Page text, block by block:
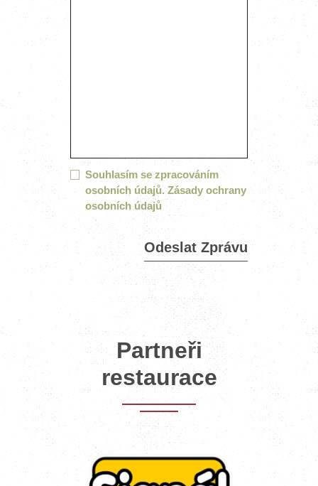
Souhlasím se zpracováním
osobních údajů.Zásady ochrany
osobních údajů
Partneři
restaurace